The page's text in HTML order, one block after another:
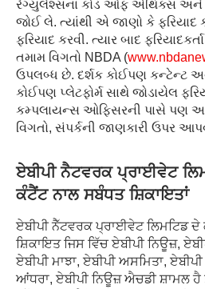
રેગ્યુલેશ્સના કોડ ઓફ એથિક્સ અને
જોઈ લે. ત્યાંથી એ જાણો કે ફરિયાદ
ફરિયાદ કરવી. ત્યાર બાદ
તમામ વિગતો NBDA (
ઉપલબ્ધ છે. દર્શક કોઈપણ કન્ટેન્ટ
કોઈપણ પ્લેટફોર્મ સાથે જોડાયેલ
કમ્પલાયન્સ ઓફિસરની પાસે પણ
વિગતો, સંપર્કની જાણકારી ઉપર
ਏਬੀਪੀ ਨੈਟਵਰਕ ਪ੍ਰਾਈਵੇਟ
ਕੰਟੈਂਟ ਨਾਲ ਸਬੰਧਤ ਸ਼ਿਕਾਇਤਾਂ
ਏਬੀਪੀ ਨੈੱਟਵਰਕ ਪ੍ਰਾਈਵੇਟ ਲਿਮਟਿਡ
ਸ਼ਿਕਾਇਤ ਜਿਸ ਵਿੱਚ ਏਬੀਪੀ ਨਿਊਜ਼,
ਏਬੀਪੀ ਮਾਝਾ, ਏਬੀਪੀ ਅਸਮਿਤਾ,
ਆਂਧਰਾ, ਏਬੀਪੀ ਨਿਊਜ਼ ਐਚਡੀ ਸ਼ਾਮਲ